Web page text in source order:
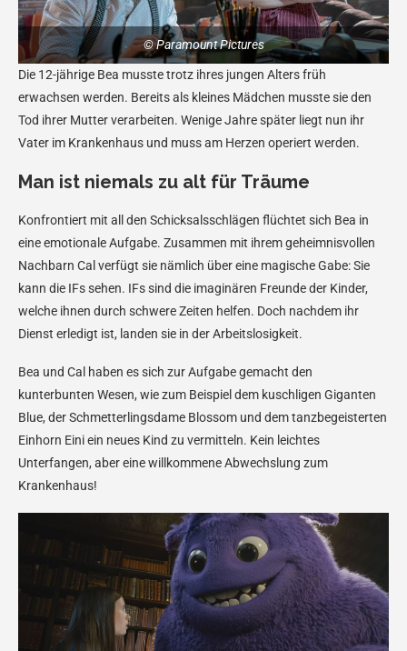
© Paramount Pictures
Die 12-jährige Bea musste trotz ihres jungen Alters früh
erwachsen werden. Bereits als kleines Mädchen musste sie den
Tod ihrer Mutter verarbeiten. Wenige Jahre später liegt nun ihr
Vater im Krankenhaus und muss am Herzen operiert werden.
Man ist niemals zu alt für Träume
Konfrontiert mit all den Schicksalsschlägen flüchtet sich Bea in
eine emotionale Aufgabe. Zusammen mit ihrem geheimnisvollen
Nachbarn Cal verfügt sie nämlich über eine magische Gabe: Sie
kann die IFs sehen. IFs sind die imaginären Freunde der Kinder,
welche ihnen durch schwere Zeiten helfen. Doch nachdem ihr
Dienst erledigt ist, landen sie in der Arbeitslosigkeit.
Bea und Cal haben es sich zur Aufgabe gemacht den
kunterbunten Wesen, wie zum Beispiel dem kuschligen Giganten
Blue, der Schmetterlingsdame Blossom und dem tanzbegeisterten
Einhorn Eini ein neues Kind zu vermitteln. Kein leichtes
Unterfangen, aber eine willkommene Abwechslung zum
Krankenhaus!